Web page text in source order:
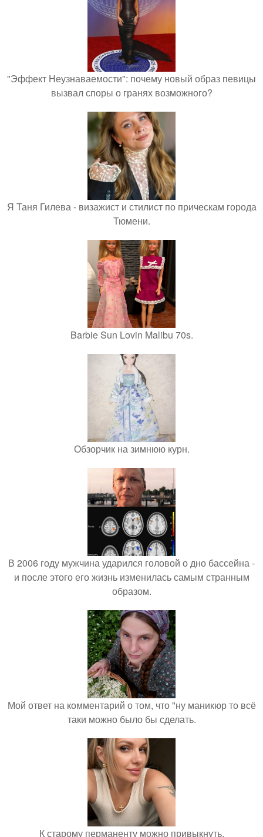
"Эффект Неузнаваемости": почему новый образ певицы
вызвал споры о гранях возможного?
Я Таня Гилева - визажист и стилист по прическам города
Тюмени.
Barbie Sun Lovin Malibu 70s.
Обзорчик на зимнюю курн.
В 2006 году мужчина ударился головой о дно бассейна -
и после этого его жизнь изменилась самым странным
образом.
Мой ответ на комментарий о том, что "ну маникюр то всё
таки можно было бы сделать.
К старому перманенту можно привыкнуть.